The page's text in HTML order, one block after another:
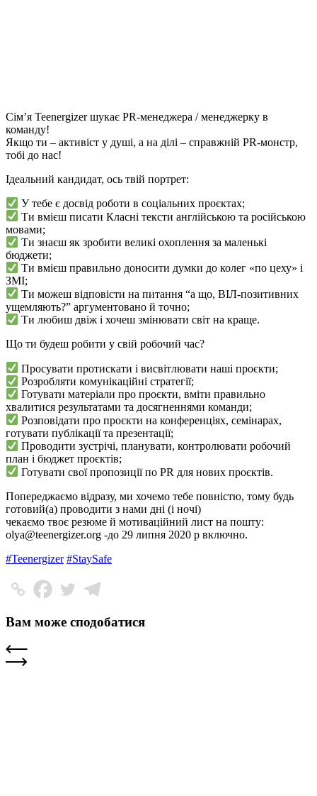
Сім’я Teenergizer шукає PR-менеджера / менеджерку в
команду!
Якщо ти – активіст у душі, а на ділі – справжній PR-монстр,
тобі до нас!
Ідеальний кандидат, ось твій портрет:
У тебе є досвід роботи в соціальних проєктах;
Ти вмієш писати Класні тексти англійською та російською
мовами;
Ти знаєш як зробити великі охоплення за маленькі
бюджети;
Ти вмієш правильно доносити думки до колег «по цеху» і
ЗМІ;
Ти можеш відповісти на питання “а що, ВІЛ-позитивних
ущемляють?” аргументовано й точно;
Ти любиш двіж і хочеш змінювати світ на краще.
Що ти будеш робити у свій робочий час?
Просувати протискати і висвітлювати наші проєкти;
Розробляти комунікаційні стратегії;
Готувати матеріали про проєкти, вміти правильно
хвалитися результатами та досягненнями команди;
Розповідати про проєкти на конференціях, семінарах,
готувати публікації та презентації;
Проводити зустрічі, планувати, контролювати робочий
план і бюджет проєктів;
Готувати свої пропозиції по PR для нових проєктів.
Попереджаємо відразу, ми хочемо тебе повністю, тому будь
готовий(а) проводити з нами дні (і ночі)
чекаємо твоє резюме й мотиваційний лист на пошту:
olya@teenergizer.org -до 29 липня 2020 р включно.
#Teenergizer #StaySafe
Вам може сподобатися